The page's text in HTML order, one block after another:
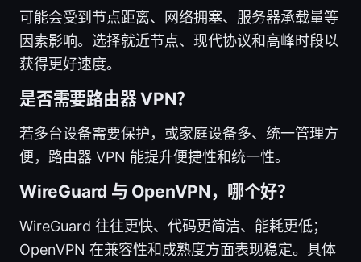
可能会受到节点距离、网络拥塞、服务器承载量等
因素影响。选择就近节点、现代协议和高峰时段以
获得更好速度。
是否需要路由器 VPN？
若多台设备需要保护，或家庭设备多、统一管理方
便，路由器 VPN 能提升便捷性和统一性。
WireGuard 与 OpenVPN，哪个好？
WireGuard 往往更快、代码更简洁、能耗更低；
OpenVPN 在兼容性和成熟度方面表现稳定。具体